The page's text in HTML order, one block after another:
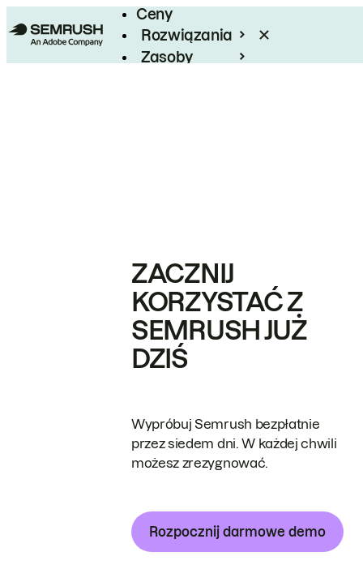
Ceny
Rozwiązania
Zasoby
ZACZNIJ
KORZYSTAĆ Z
SEMRUSH JUŻ
DZIŚ
Wypróbuj Semrush bezpłatnie
przez siedem dni. W każdej chwili
możesz zrezygnować.
Rozpocznij darmowe demo